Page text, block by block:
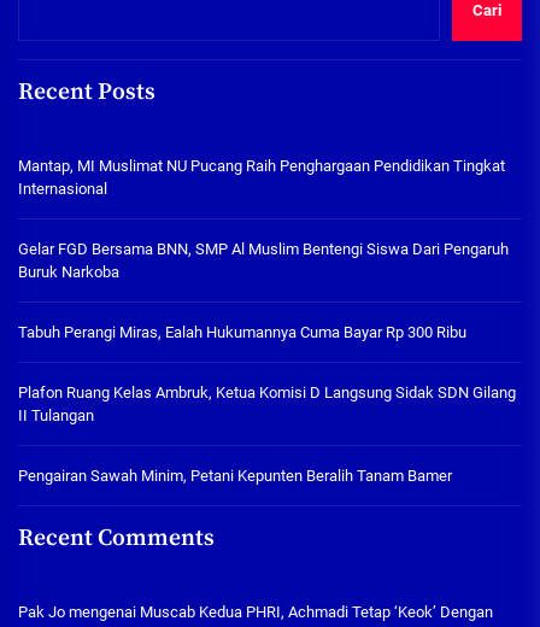
Cari
Recent Posts
Mantap, MI Muslimat NU Pucang Raih Penghargaan Pendidikan Tingkat
Internasional
Gelar FGD Bersama BNN, SMP Al Muslim Bentengi Siswa Dari Pengaruh
Buruk Narkoba
Tabuh Perangi Miras, Ealah Hukumannya Cuma Bayar Rp 300 Ribu
Plafon Ruang Kelas Ambruk, Ketua Komisi D Langsung Sidak SDN Gilang
II Tulangan
Pengairan Sawah Minim, Petani Kepunten Beralih Tanam Bamer
Recent Comments
Pak Jo mengenai Muscab Kedua PHRI, Achmadi Tetap ‘Keok’ Dengan